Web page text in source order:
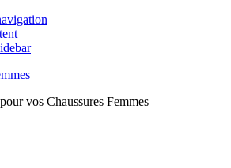
vos Chaussures Femmes